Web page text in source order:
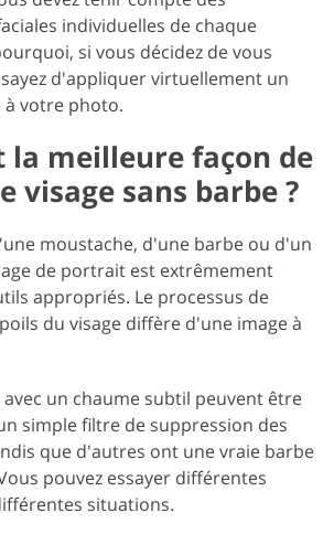
individuelles de chaque
si vous décidez de vous
d'appliquer virtuellement un
à votre photo.
la meilleure façon de
visage sans barbe ?
moustache, d'une barbe ou d'un
de portrait est extrêmement
appropriés. Le processus de
du visage diffère d'une image à
avec un chaume subtil peuvent être
simple filtre de suppression des
que d'autres ont une vraie barbe
pouvez essayer différentes
situations.